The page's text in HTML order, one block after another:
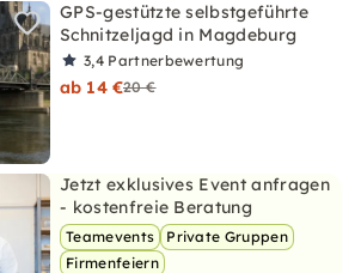
GPS-gestützte selbstgeführte
Schnitzeljagd in Magdeburg
3,4 Partnerbewertung
ab 14 €20 €
Jetzt exklusives Event anfragen
- kostenfreie Beratung
Teamevents
Private Gruppen
Firmenfeiern